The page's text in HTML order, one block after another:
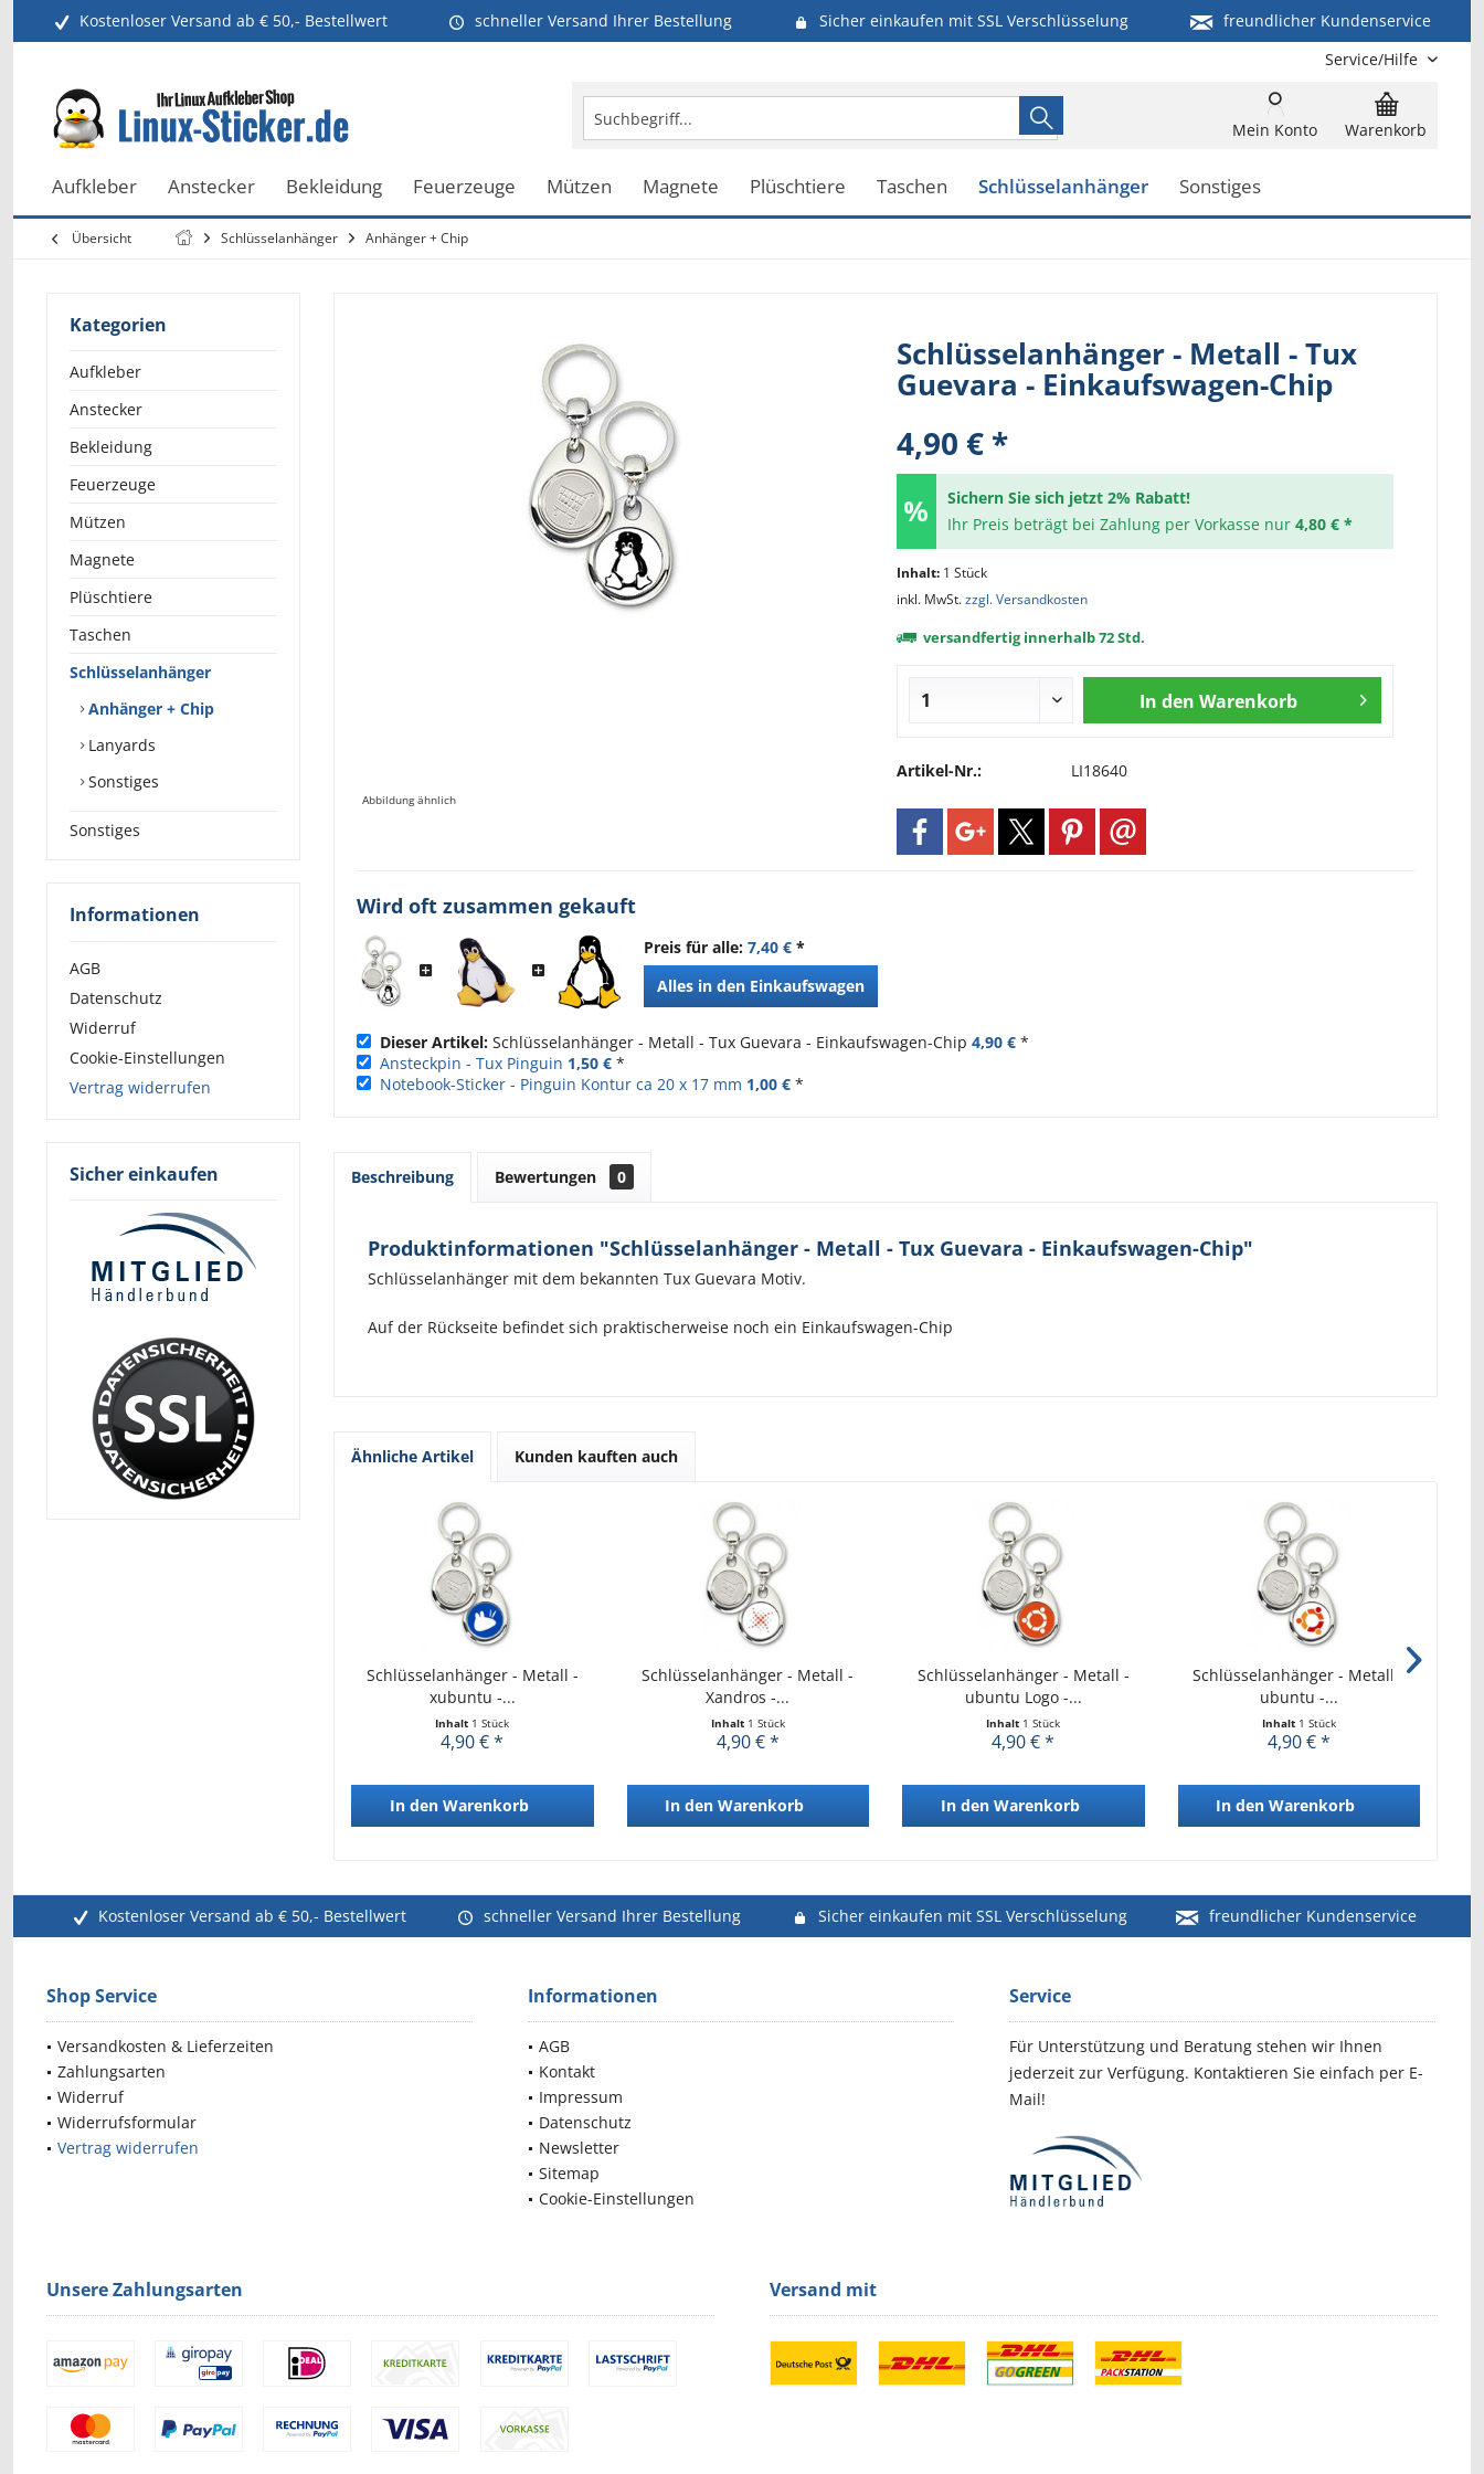
Kostenloser Versand ab € 50,- Bestellwert schneller Versand Ihrer Bestellung Sicher einkaufen mit SSL Verschlüsselung
freundlicher Kundenservice
Service/Hilfe
Warenkorb
Mein Konto
Aufkleber Anstecker Bekleidung Feuerzeuge Mützen Magnete Plüschtiere Taschen Schlüsselanhänger Sonstiges
Übersicht Schlüsselanhänger Anhänger + Chip
Kategorien
Aufkleber
Anstecker
Bekleidung
Feuerzeuge
Mützen
Magnete
Plüschtiere
Taschen
Schlüsselanhänger
Anhänger + Chip
Lanyards
Sonstiges
Sonstiges
Informationen
AGB
Datenschutz
Widerruf
Cookie-Einstellungen
Vertrag widerrufen
Sicher einkaufen
Abbildung ähnlich
Schlüsselanhänger - Metall - Tux
Guevara - Einkaufswagen-Chip
4,90 € *
Sichern Sie sich jetzt 2% Rabatt!
Ihr Preis beträgt bei Zahlung per Vorkasse nur 4,80 € *
Inhalt: 1 Stück
inkl. MwSt.zzgl. Versandkosten
versandfertig innerhalb 72 Std.
In den Warenkorb
Artikel-Nr.: LI18640
Wird oft zusammen gekauft
Preis für alle:7,40 € *
Alles in den Einkaufswagen
Dieser Artikel: Schlüsselanhänger - Metall - Tux Guevara - Einkaufswagen-Chip 4,90 € *
Ansteckpin - Tux Pinguin 1,50 € *
Notebook-Sticker - Pinguin Kontur ca 20 x 17 mm 1,00 € *
Beschreibung Bewertungen 0
Produktinformationen "Schlüsselanhänger - Metall - Tux Guevara - Einkaufswagen-Chip"
Schlüsselanhänger mit dem bekannten Tux Guevara Motiv.
Auf der Rückseite befindet sich praktischerweise noch ein Einkaufswagen-Chip
Ähnliche Artikel Kunden kauften auch
Schlüsselanhänger - Metall -
xubuntu -...
Inhalt 1 Stück
4,90 € *
In den Warenkorb
Schlüsselanhänger - Metall -
Xandros -...
Inhalt 1 Stück
4,90 € *
In den Warenkorb
Schlüsselanhänger - Metall -
ubuntu Logo -...
Inhalt 1 Stück
4,90 € *
In den Warenkorb
Schlüsselanhänger - Metall -
ubuntu -...
Inhalt 1 Stück
4,90 € *
In den Warenkorb
Kostenloser Versand ab € 50,- Bestellwert schneller Versand Ihrer Bestellung Sicher einkaufen mit SSL Verschlüsselung freundlicher Kundenservice
Shop Service
Versandkosten & Lieferzeiten
Zahlungsarten
Widerruf
Widerrufsformular
Vertrag widerrufen
Informationen
AGB
Kontakt
Impressum
Datenschutz
Newsletter
Sitemap
Cookie-Einstellungen
Service
Für Unterstützung und Beratung stehen wir Ihnen
jederzeit zur Verfügung. Kontaktieren Sie einfach per E-
Mail!
Unsere Zahlungsarten Versand mit